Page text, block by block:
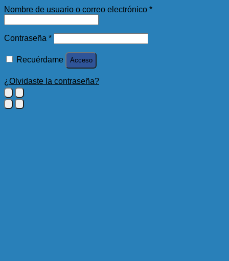
Nombre de usuario o correo electrónico *
Contraseña *
Recuérdame Acceso
¿Olvidaste la contraseña?